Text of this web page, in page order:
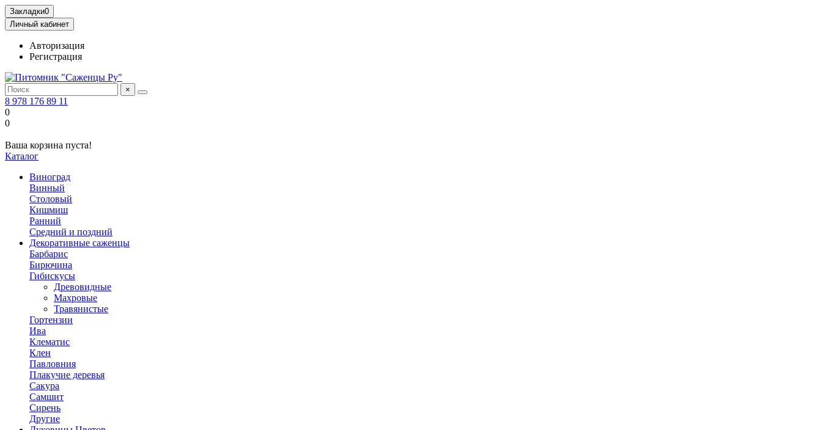
Закладки0
Личный кабинет
Авторизация
Регистрация
×
8 978 176 89 11
0
0
Ваша корзина пуста!
Каталог
Виноград
Винный
Столовый
Кишмиш
Ранний
Средний и поздний
Декоративные саженцы
Барбарис
Бирючина
Гибискусы
Древовидные
Махровые
Травянистые
Гортензии
Ива
Клематис
Клен
Павловния
Плакучие деревья
Сакура
Самшит
Сирень
Другие